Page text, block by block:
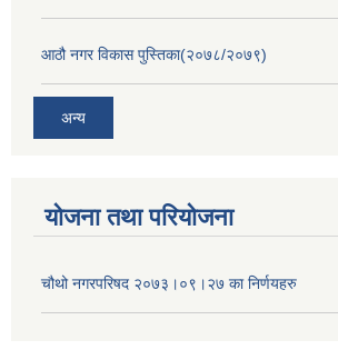
आठौ नगर विकास पुस्तिका(२०७८/२०७९)
अन्य
योजना तथा परियोजना
चौथो नगरपरिषद २०७३।०९।२७ का निर्णयहरु